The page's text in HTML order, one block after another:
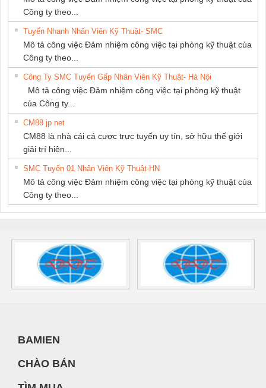
Công ty theo...
Tuyển Nhanh Nhân Viên Kỹ Thuật- SMC
Mô tả công việc Đảm nhiệm công việc tại phòng kỹ thuật của
Công ty theo...
Công Ty SMC Tuyển Gấp Nhân Viên Kỹ Thuật- Hà Nội
Mô tả công việc Đảm nhiệm công việc tại phòng kỹ thuật
của Công ty...
CM88 jp net
CM88 là nhà cái cá cược trực tuyến uy tín, sở hữu thế giới
giải trí hiện...
SMC Tuyển 01 Nhân Viên Kỹ Thuật-HN
Mô tả công việc Đảm nhiệm công việc tại phòng kỹ thuật của
Công ty theo...
BAMIEN
CHÀO BÁN